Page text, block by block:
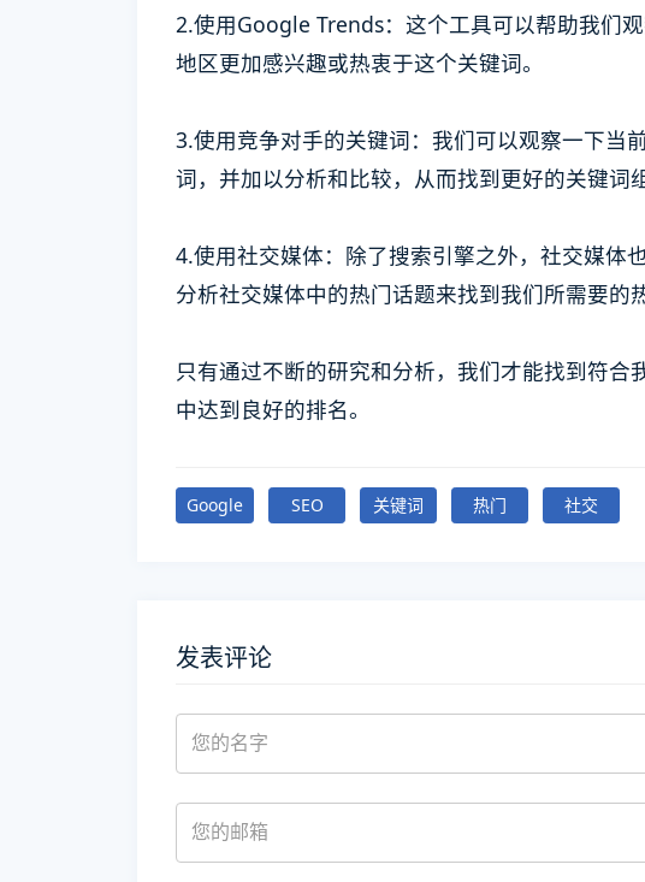
2.使用Google Trends：这个工具可以帮助我们
地区更加感兴趣或热衷于这个关键词。
3.使用竞争对手的关键词：我们可以观察一下当
词，并加以分析和比较，从而找到更好的关键词组
4.使用社交媒体：除了搜索引擎之外，社交媒体
分析社交媒体中的热门话题来找到我们所需要的
只有通过不断的研究和分析，我们才能找到符合
中达到良好的排名。
Google SEO 关键词 热门 社交
发表评论